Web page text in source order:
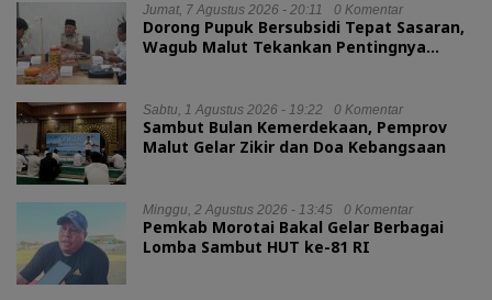
Jumat, 7 Agustus 2026 - 20:11 0 Komentar
Dorong Pupuk Bersubsidi Tepat Sasaran,
Wagub Malut Tekankan Pentingnya
Sabtu, 1 Agustus 2026 - 19:22 0 Komentar
Sambut Bulan Kemerdekaan, Pemprov
Malut Gelar Zikir dan Doa Kebangsaan
Minggu, 2 Agustus 2026 - 13:45 0 Komentar
Pemkab Morotai Bakal Gelar Berbagai
Lomba Sambut HUT ke-81 RI